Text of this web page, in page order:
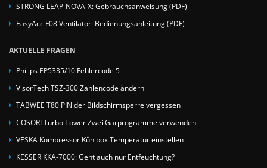
STRONG LEAP-NOVA-X: Gebrauchsanweisung (PDF)
EasyAcc F08 Ventilator: Bedienungsanleitung (PDF)
AKTUELLE FRAGEN
Philips EP5335/10 Fehlercode 5
VisorTech TSZ-300 Zahlencode ändern
TABWEE T80 PIN der Bildschirmsperre vergessen
COSORI Turbo Tower Zwei Garprogramme verwenden
VESKA Kompressor Kühlbox Temperatur einstellen
KESSER KKA-7000: Geht auch nur Entfeuchtung?